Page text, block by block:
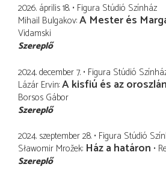
2026. április 18. Figura Stúdió Színház
Mihail Bulgakov A Mester és
Vidamski
Szereplő
2024. december 7. Figura Stúdió
Lázár Ervin A kisfiú és az
Borsos Gábor
Szereplő
2024. szeptember 28. Figura Stúdió
Sławomir Mrožek Ház a határon
Szereplő